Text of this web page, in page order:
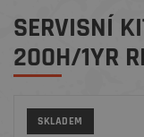
SERVISNÍ
200H/1YR
SKLADEM